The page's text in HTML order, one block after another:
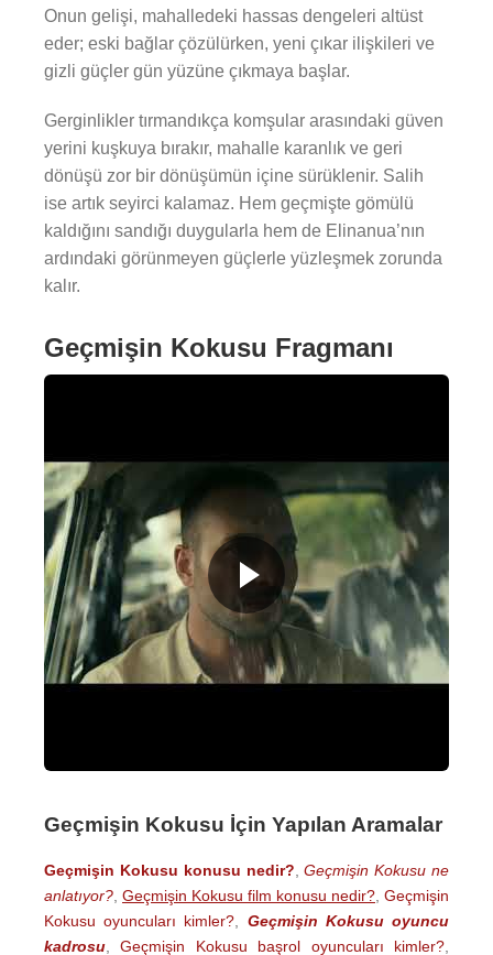
Onun gelişi, mahalledeki hassas dengeleri altüst
eder; eski bağlar çözülürken, yeni çıkar ilişkileri ve
gizli güçler gün yüzüne çıkmaya başlar.
Gerginlikler tırmandıkça komşular arasındaki güven
yerini kuşkuya bırakır, mahalle karanlık ve geri
dönüşü zor bir dönüşümün içine sürüklenir. Salih
ise artık seyirci kalamaz. Hem geçmişte gömülü
kaldığını sandığı duygularla hem de Elinanua’nın
ardındaki görünmeyen güçlerle yüzleşmek zorunda
kalır.
Geçmişin Kokusu Fragmanı
Geçmişin Kokusu İçin Yapılan Aramalar
Geçmişin Kokusu konusu nedir? ,Geçmişin Kokusu ne
anlatıyor? Geçmişin Kokusu film konusu nedir? Geçmişin
Kokusu oyuncuları kimler?
Geçmişin Kokusu oyuncu
kadrosu ,Geçmişin Kokusu başrol oyuncuları kimler?